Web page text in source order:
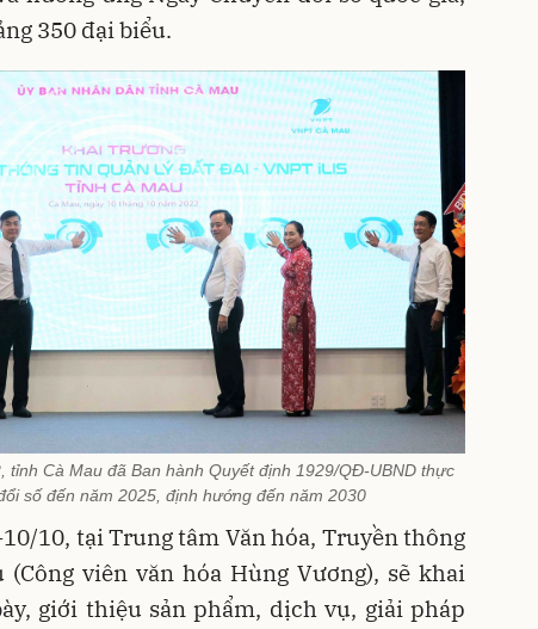
350 đại biểu.
tỉnh Cà Mau đã Ban hành Quyết định 1929/QĐ-UBND thực
số đến năm 2025, định hướng đến năm 2030
10, tại Trung tâm Văn hóa, Truyền thông
(Công viên văn hóa Hùng Vương), sẽ khai
giới thiệu sản phẩm, dịch vụ, giải pháp